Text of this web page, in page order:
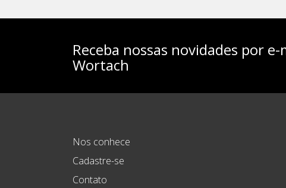
Receba nossas novidades por
Wortach
Nos conhece
Cadastre-se
Contato